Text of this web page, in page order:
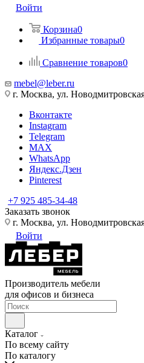
Войти
Корзина0
Избранные товары0
Сравнение товаров0
mebel@leber.ru
г. Москва, ул.
Вконтакте
Instagram
Telegram
MAX
WhatsApp
Яндекс.Дзен
Pinterest
+7 925 485-34-48
Заказать звонок
г. Москва, ул.
Войти
Производитель мебели
для офисов и бизнеса
Каталог
По всему сайту
По каталогу